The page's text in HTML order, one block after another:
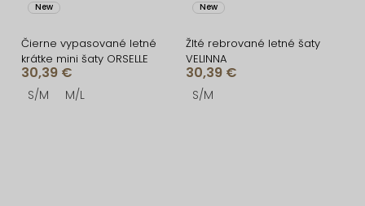
New
Čierne vypasované letné
krátke mini šaty ORSELLE
30,39 €
S/M M/L
New
Žlté rebrované letné šaty
VELINNA
30,39 €
S/M